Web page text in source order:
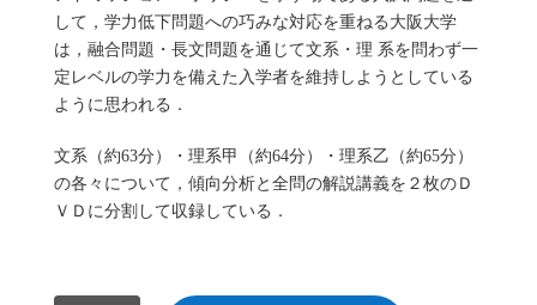
して，学力低下問題への巧みな対応を重ねる大阪大学
は，融合問題・長文問題を通じて文系・理 系を問わず一
定レベルの学力を備えた入学者を維持しようとしている
ように思われる．
文系（約63分）・理系甲（約64分）・理系乙（約65分）
の各々について，傾向分析と全問の解説講義を２枚のＤ
ＶＤに分割して収録している．